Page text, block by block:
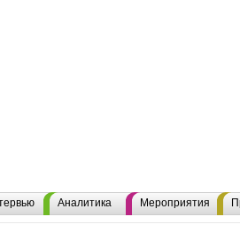
Аналитика Мероприятия